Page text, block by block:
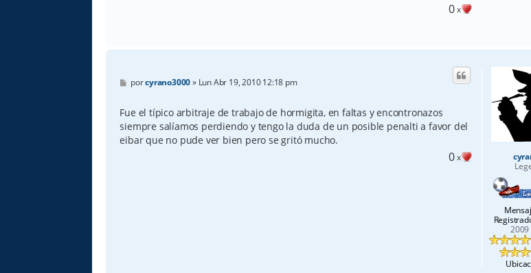
0x
2009
M
e
s
a
j
e
porcyrano3000» Lun Abr 19, 2010 12:18 pm
Fue el típico arbitraje de trabajo de hormigita, en faltas y encontronazos
siempre salíamos perdiendo y tengo la duda de un posible penalti a favor del
eibar que no pude ver bien pero se gritó mucho.
0x